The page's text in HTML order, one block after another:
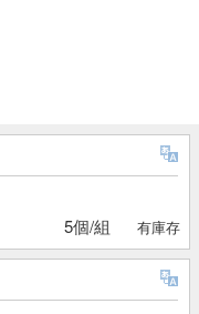
5個/組 有庫存